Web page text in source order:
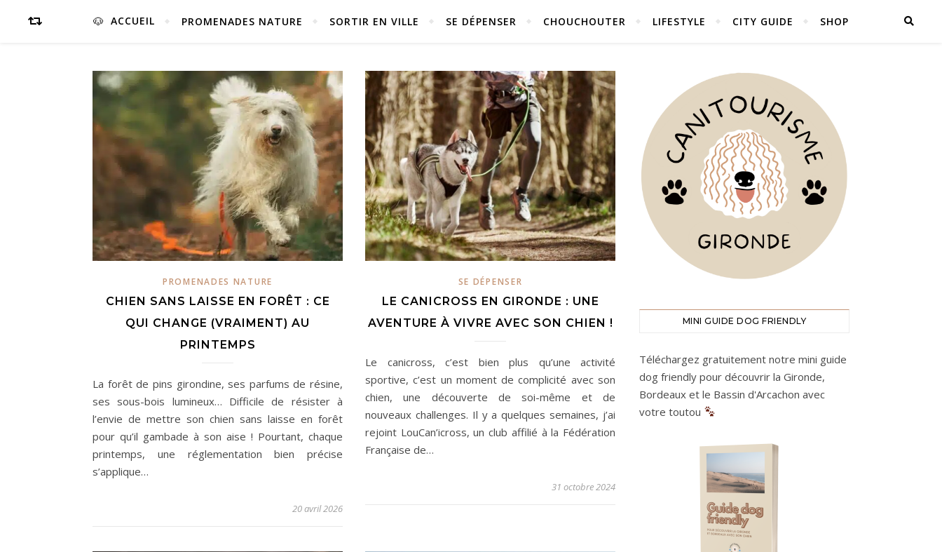
ACCUEIL PROMENADES NATURE SORTIR EN VILLE SE DÉPENSER CHOUCHOUTER LIFESTYLE CITY GUIDE SHOP
PROMENADES NATURE
CHIEN SANS LAISSE EN FORÊT : CE
QUI CHANGE (VRAIMENT) AU
PRINTEMPS
La forêt de pins girondine, ses parfums de résine,
ses sous-bois lumineux… Difficile de résister à
l’envie de mettre son chien sans laisse en forêt
pour qu’il gambade à son aise ! Pourtant, chaque
printemps, une réglementation bien précise
s’applique…
20 avril 2026
SE DÉPENSER
LE CANICROSS EN GIRONDE : UNE
AVENTURE À VIVRE AVEC SON CHIEN !
Le canicross, c’est bien plus qu’une activité
sportive, c’est un moment de complicité avec son
chien, une découverte de soi-même et de
nouveaux challenges. Il y a quelques semaines, j’ai
rejoint LouCan’icross, un club affilié à la Fédération
Française de…
31 octobre 2024
MINI GUIDE DOG FRIENDLY
Téléchargez gratuitement notre mini guide
dog friendly pour découvrir la Gironde,
Bordeaux et le Bassin d'Arcachon avec
votre toutou